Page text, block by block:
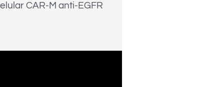
CAR-M anti-EGFR